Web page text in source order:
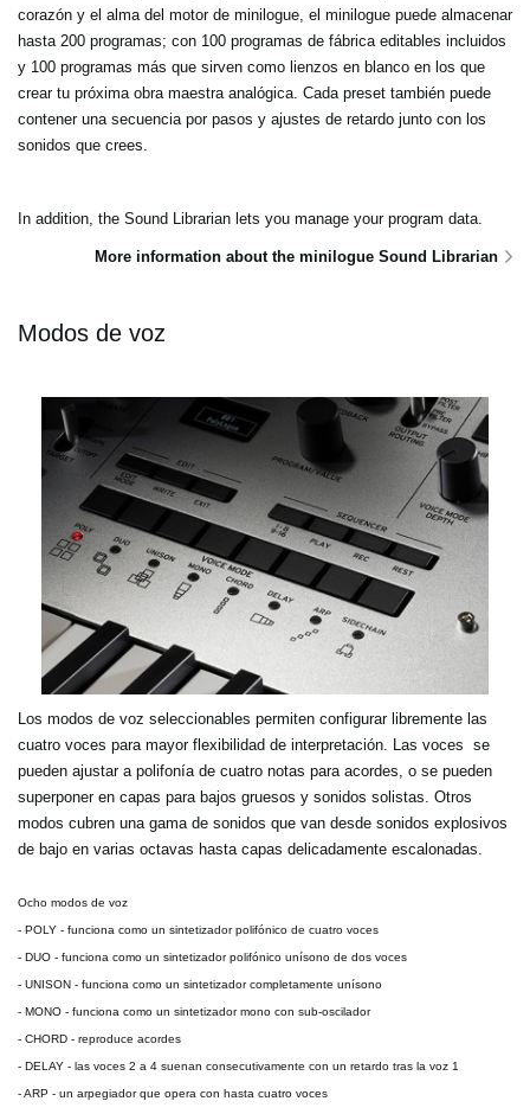
corazón y el alma del motor de minilogue, el minilogue puede almacenar
hasta 200 programas; con 100 programas de fábrica editables incluidos
y 100 programas más que sirven como lienzos en blanco en los que
crear tu próxima obra maestra analógica. Cada preset también puede
contener una secuencia por pasos y ajustes de retardo junto con los
sonidos que crees.
In addition, the Sound Librarian lets you manage your program data.
More information about the minilogue Sound Librarian
Modos de voz
Los modos de voz seleccionables permiten configurar libremente las
cuatro voces para mayor flexibilidad de interpretación. Las voces se
pueden ajustar a polifonía de cuatro notas para acordes, o se pueden
superponer en capas para bajos gruesos y sonidos solistas. Otros
modos cubren una gama de sonidos que van desde sonidos explosivos
de bajo en varias octavas hasta capas delicadamente escalonadas.
Ocho modos de voz
- POLY - funciona como un sintetizador polifónico de cuatro voces
- DUO - funciona como un sintetizador polifónico unísono de dos voces
- UNISON - funciona como un sintetizador completamente unísono
- MONO - funciona como un sintetizador mono con sub-oscilador
- CHORD - reproduce acordes
- DELAY - las voces 2 a 4 suenan consecutivamente con un retardo tras la voz 1
-ARP - un arpegiador que opera con hasta cuatro voces